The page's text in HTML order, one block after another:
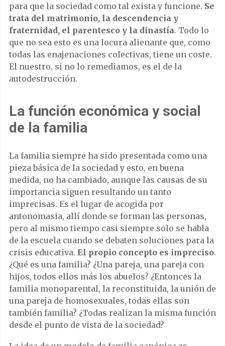
para que la sociedad como tal exista y funcione. Se
trata del matrimonio, la descendencia y
fraternidad, el parentesco y la dinastía. Todo lo
que no sea esto es una locura alienante que, como
todas las enajenaciones colectivas, tiene un coste.
El nuestro, si no lo remediamos, es el de la
autodestrucción.
La función económica y social
de la familia
La familia siempre ha sido presentada como una
pieza básica de la sociedad y esto, en buena
medida, no ha cambiado, aunque las causas de su
importancia siguen resultando un tanto
imprecisas. Es el lugar de acogida por
antonomasia, allí donde se forman las personas,
pero al mismo tiempo casi siempre solo se habla
de la escuela cuando se debaten soluciones para la
crisis educativa. El propio concepto es impreciso.
¿Qué es una familia? ¿Una pareja, una pareja con
hijos, todos ellos más los abuelos? ¿Entonces la
familia monoparental, la reconstituida, la unión de
una pareja de homosexuales, todas ellas son
también familia? ¿Todas realizan la misma función
desde el punto de vista de la sociedad?